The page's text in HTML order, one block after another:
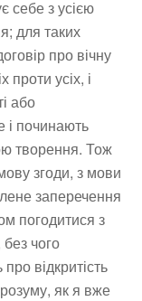
себе з усією
для таких
про вічну
проти усіх, і
або
і починають
творення. Тож
згоди, з мови
заперечення
погодитися з
без чого
відкритість
як я вже